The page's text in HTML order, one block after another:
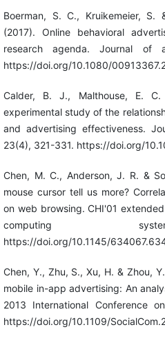
Boerman, S. C., Kruikemeier, S.
(2017). Online behavioral
research agenda. Journal of
https://doi.org/10.1080/
Calder, B. J., Malthouse, E.
experimental study of the
and advertising effectiveness.
23(4), 321-331. https://doi.org/
Chen, M. C., Anderson, J. R. &
mouse cursor tell us more?
on web browsing. CHI'01
computing
https://doi.org/10.1145/
Chen, Y., Zhu, S., Xu, H. & Zhou,
mobile in-app advertising: An
2013 International Conference
https://doi.org/10.1109/